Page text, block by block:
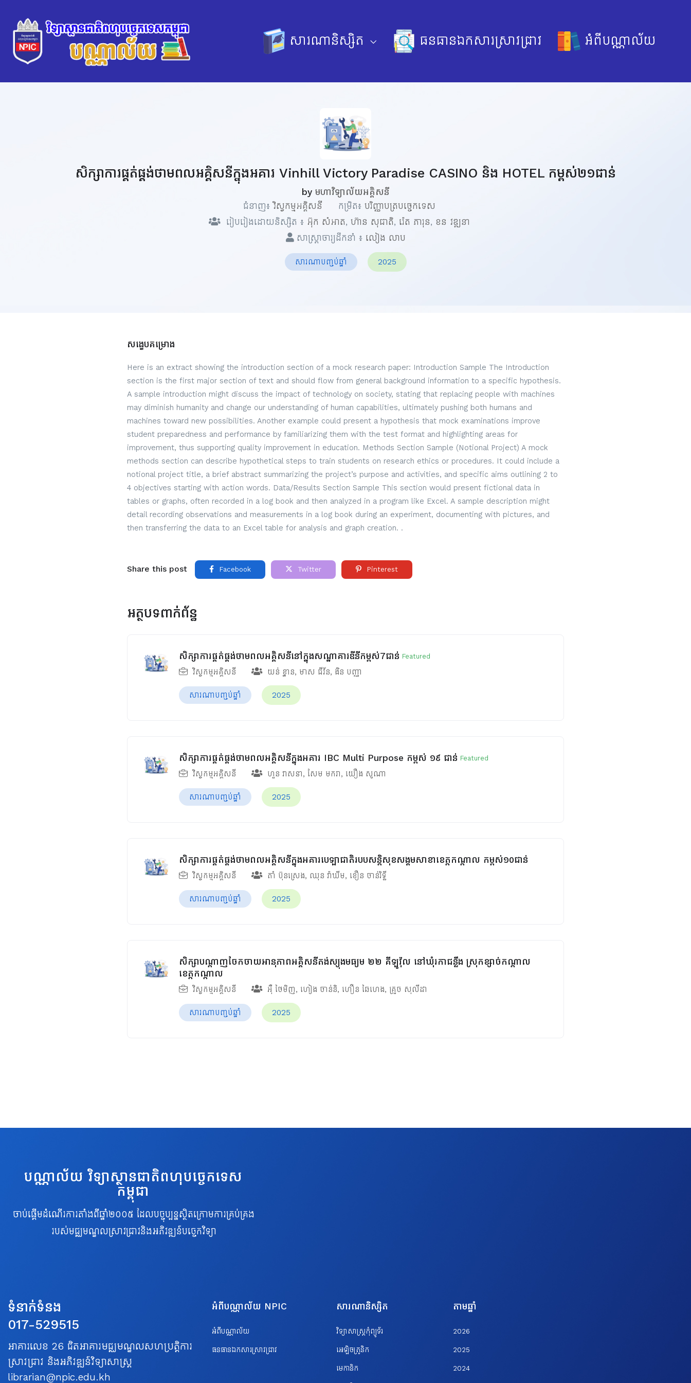
សារណានិស្សិត ធនធានឯកសារស្រាវជ្រាវ អំពីបណ្ណាល័យ
សិក្សាការផ្គត់ផ្គង់ថាមពលអគ្គិសនីក្នុងអគារ Vinhill Victory Paradise CASINO និង HOTEL កម្ពស់២១ជាន់
by មហាវិទ្យាល័យអគ្គិសនី
ជំនាញ៖វិស្វកម្មអគ្គិសនី កម្រិត៖ បរិញ្ញាបត្របច្ចេកទេស
រៀបរៀងដោយនិស្សិត ៖ អ៊ុក សំអាត, ហ៊ាន​ សុជាតិ, រ៉េត ភារុន, ខន វឌ្ឍនា
សាស្ត្រាចារ្យដឹកនាំ ៖ លៀង​ លាប
សារណាបញ្ចប់ឆ្នាំ 2025
សង្ខេបគម្រោង
Here is an extract showing the introduction section of a mock research paper: Introduction Sample The Introduction
section is the first major section of text and should flow from general background information to a specific hypothesis.
A sample introduction might discuss the impact of technology on society, stating that replacing people with machines
may diminish humanity and change our understanding of human capabilities, ultimately pushing both humans and
machines toward new possibilities. Another example could present a hypothesis that mock examinations improve
student preparedness and performance by familiarizing them with the test format and highlighting areas for
improvement, thus supporting quality improvement in education. Methods Section Sample (Notional Project) A mock
methods section can describe hypothetical steps to train students on research ethics or procedures. It could include a
notional project title, a brief abstract summarizing the project’s purpose and activities, and specific aims outlining 2 to
4 objectives starting with action words. Data/Results Section Sample This section would present fictional data in
tables or graphs, often recorded in a log book and then analyzed in a program like Excel. A sample description might
detail recording observations and measurements in a log book during an experiment, documenting with pictures, and
then transferring the data to an Excel table for analysis and graph creation. .
Share this post Facebook Twitter Pinterest
អត្ថបទពាក់ព័ន្ធ
សិក្សាការផ្គត់ផ្គង់ថាមពលអគ្គិសនីនៅក្នុងសណ្ឋាគារឌីនីកម្ពស់7ជាន់ Featured
វិស្វកម្មអគ្គិសនី យន់ ខ្នាន, មាស ជីវ័ន, ងិន បញ្ញា
សារណាបញ្ចប់ឆ្នាំ 2025
សិក្សាការផ្គត់ផ្គង់ថាមពលអគ្គិសនីក្នុងអគារ IBC Multi Purpose កម្ពស់ ១៩ ជាន់ Featured
វិស្វកម្មអគ្គិសនី ហួន​ វាសនា, សែម មករា, យឿង សូណា
សារណាបញ្ចប់ឆ្នាំ 2025
សិក្សាការផ្គត់ផ្គង់ថាមពលអគ្គិសនីក្នុងអគារបេឡាជាតិរបបសន្តិសុខ​សង្គមសាខាខេត្តកណ្តាល កម្ពស់១០ជាន់
វិស្វកម្មអគ្គិសនី តាំ ប៊ុនស្រេង, ឈុន វ៉ាឃីម​, ខឿន ចាន់រិទ្ធី​
សារណាបញ្ចប់ឆ្នាំ 2025
សិក្សាបណ្តាញចែកចាយអានុភាពអគ្គិសនីតង់ស្យុងមធ្យម ២២ គីឡូវ៉ុល នៅឃុំរកាជន្លឹង ស្រុកខ្សាច់កណ្ដាល
ខេត្តកណ្ដាល
វិស្វកម្មអគ្គិសនី អ៊ឺ ថៃមិញ, ហៀង ចាន់និ, ហឿន ឆៃហេង, គ្រួច សុលីដា
សារណាបញ្ចប់ឆ្នាំ 2025
បណ្ណាល័យ វិទ្យាស្ថានជាតិពហុបច្ចេកទេស
កម្ពុជា
ចាប់ផ្តើមដំណើរការតាំងពីឆ្នាំ២០០៥ ដែលបច្ចុប្បន្នស្ថិតក្រោមការគ្រប់គ្រង
របស់មជ្ឈមណ្ឌលស្រាវជ្រាវនិងអភិវឌ្ឍន៍បច្ចេកវិទ្យា
ទំនាក់ទំនង
017-529515
អាគារលេខ 26 ជិតអាគារមជ្ឈមណ្ឌលសហប្រត្តិការ
ស្រាវជ្រាវ និងអភិវឌ្ឍន៍វិទ្យាសាស្ត្រ
librarian@npic.edu.kh
អំពីបណ្ណាល័យ NPIC
អំពីបណ្ណាល័យ
ធនធានឯកសារស្រាវជ្រាវ
សារណានិស្សិត
វិទ្យាសាស្ត្រកុំព្យូទ័រ
អេឡិចត្រូនិក
មេកានិក
តាមឆ្នាំ
2026
2025
2024